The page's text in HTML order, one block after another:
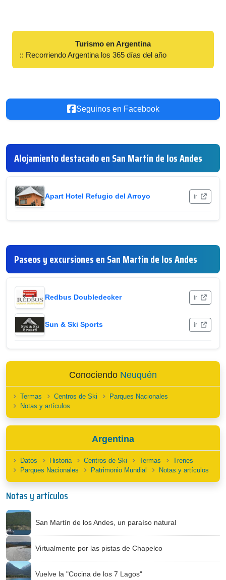
Turismo en Argentina
:: Recorriendo Argentina los 365 días del año
Seguinos en Facebook
Alojamiento destacado en San Martín de los Andes
Apart Hotel Refugio del Arroyo ir
Paseos y excursiones en San Martín de los Andes
Redbus Doubledecker ir
Sun & Ski Sports ir
Conociendo Neuquén
Termas Centros de Ski
Parques Nacionales
Notas y artículos
Argentina
Datos Historia Centros de Ski Termas
Trenes
Parques Nacionales
Patrimonio Mundial Notas y artículos
Notas y artículos
San Martín de los Andes, un paraíso natural
Virtualmente por las pistas de Chapelco
Vuelve la "Cocina de los 7 Lagos"